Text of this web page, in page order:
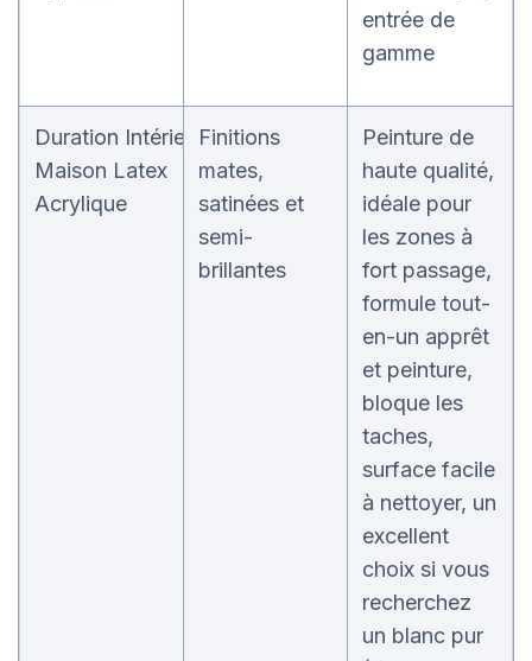
entrée de
gamme
Duration Intérieur
Maison Latex
Acrylique
Finitions
mates,
satinées et
semi-
brillantes
Peinture de
haute qualité,
idéale pour
les zones à
fort passage,
formule tout-
en-un apprêt
et peinture,
bloque les
taches,
surface facile
à nettoyer, un
excellent
choix si vous
recherchez
un blanc pur